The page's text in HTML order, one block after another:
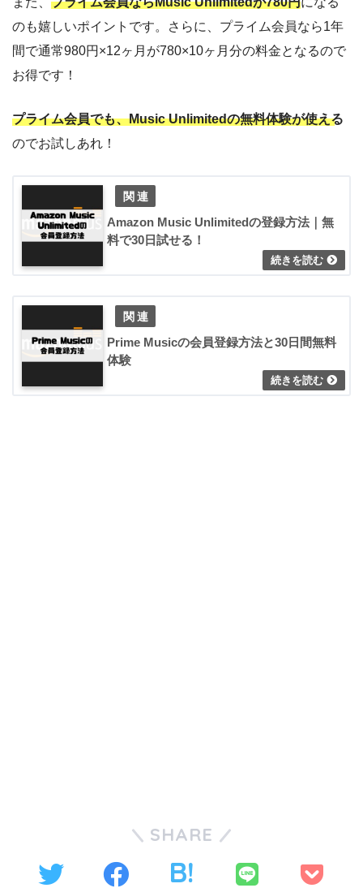
のも嬉しいポイントです。さらに、プライム会員なら1年
間で通常980円×12ヶ月が780×10ヶ月分の料金となるので
お得です！
プライム会員でも、Music Unlimitedの無料体験が使える
のでお試しあれ！
Amazon Music Unlimitedの登録方法｜無
料で30日試せる！
Prime Musicの会員登録方法と30日間無料
体験
SHARE